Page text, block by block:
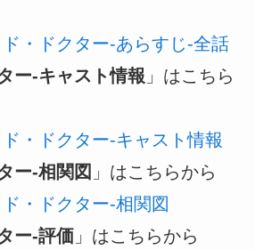
・ドクター-あらすじ-全話
ー-キャスト情報 」はこちら
・ドクター-キャスト情報
ー-相関図 」はこちらから
・ドクター-相関図
ー-評価」はこちらから